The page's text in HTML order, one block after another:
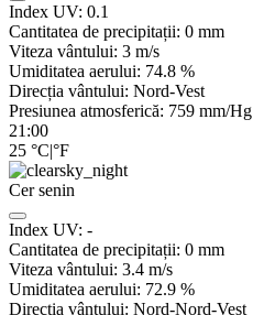
Index UV: 0.1
Cantitatea de precipitații: 0 mm
Viteza vântului: 3 m/s
Umiditatea aerului: 74.8 %
Direcția vântului: Nord-Vest
Presiunea atmosferică: 759 mm/Hg
21:00
25 °C|°F
Cer senin
Index UV: -
Cantitatea de precipitații: 0 mm
Viteza vântului: 3.4 m/s
Umiditatea aerului: 72.9 %
Direcția vântului: Nord-Nord-Vest